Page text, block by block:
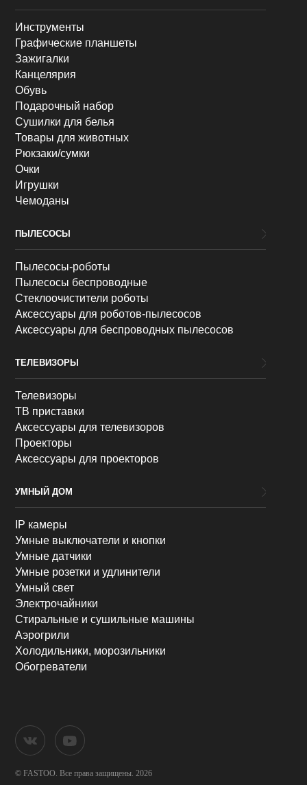
Инструменты
Графические планшеты
Зажигалки
Канцелярия
Обувь
Подарочный набор
Сушилки для белья
Товары для животных
Рюкзаки/сумки
Очки
Игрушки
Чемоданы
ПЫЛЕСОСЫ
Пылесосы-роботы
Пылесосы беспроводные
Стеклоочистители роботы
Аксессуары для роботов-пылесосов
Аксессуары для беспроводных пылесосов
ТЕЛЕВИЗОРЫ
Телевизоры
ТВ приставки
Аксессуары для телевизоров
Проекторы
Аксессуары для проекторов
УМНЫЙ ДОМ
IP камеры
Умные выключатели и кнопки
Умные датчики
Умные розетки и удлинители
Умный свет
Электрочайники
Стиральные и сушильные машины
Аэрогрили
Холодильники, морозильники
Обогреватели
© FASTOO. Все права защищены. 2026